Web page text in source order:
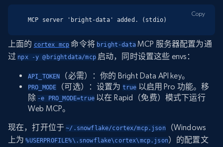
MCP server 'bright-data' added. (stdio)
Copy
上面的 cortex mcp 命令将 bright-dataMCP 服务器配置为通
过 npx -y @brightdata/mcp启动，同时设置这些 envs：
API_TOKEN （必需）：你的 Bright Data API key。
PRO_MODE （可选）：设置为 true 以启用 Pro 功能。移
除 -e PRO_MODE=true以在 Rapid（免费）模式下运行
Web MCP。
现在，打开位于~/.snowflake/cortex/mcp.json（Windows
上为%USERPROFILE%\.snowflake\cortex\mcp.json）的配置文